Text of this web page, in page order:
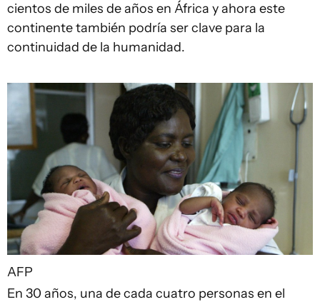
cientos de miles de años en África y ahora este
continente también podría ser clave para la
continuidad de la humanidad.
AFP
En 30 años, una de cada cuatro personas en el